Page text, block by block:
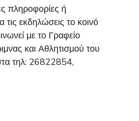
πληροφορίες ή
τις εκδηλώσεις το κοινό
με το Γραφείο
και Αθλητισμού του
τηλ: 26822854,